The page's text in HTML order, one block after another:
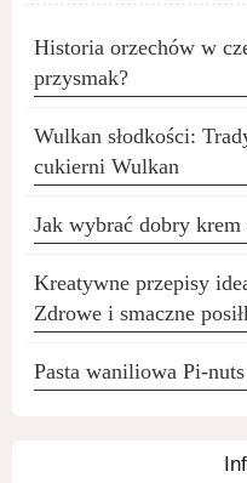
Historia orzechów w
przysmak?
Wulkan słodkości:
cukierni Wulkan
Jak wybrać dobry
Kreatywne przepisy
Zdrowe i smaczne
Pasta waniliowa Pi-